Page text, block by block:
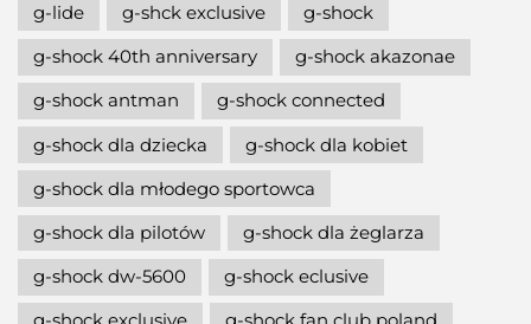
g-lide
g-shck exclusive
g-shock
g-shock 40th anniversary
g-shock akazonae
g-shock antman
g-shock connected
g-shock dla dziecka
g-shock dla kobiet
g-shock dla młodego sportowca
g-shock dla pilotów
g-shock dla żeglarza
g-shock dw-5600
g-shock eclusive